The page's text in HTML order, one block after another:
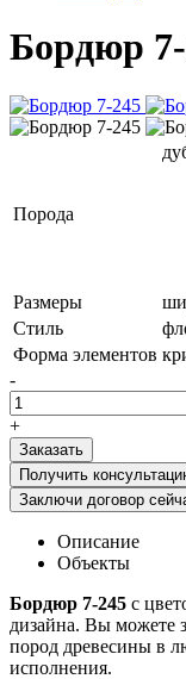
Бордюр
Порода
Размеры
Стиль
Форма элементов
-
+
Получить
Заключи договор
Описание
Объекты
Бордюр 7-245 с
дизайна. Вы можете
пород древесины в
исполнения.